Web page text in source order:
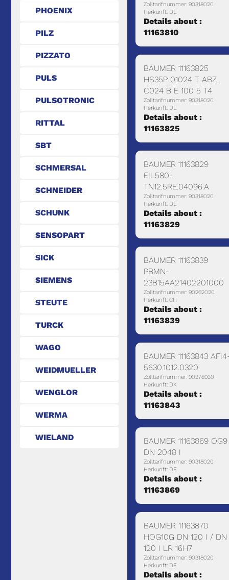
PHOENIX
PILZ
PIZZATO
PULS
PULSOTRONIC
RITTAL
SBT
SCHMERSAL
SCHNEIDER
SCHUNK
SENSOPART
SICK
SIEMENS
STEUTE
TURCK
WAGO
WEIDMUELLER
WENGLOR
WERMA
WIELAND
Zolltarifnummer: 90318020
Herkunft: DE
Details about :
11163810
BAUMER 11163825
HS35P 01024 T ABZ_
C024 B E 100 5 T4
Zolltarifnummer: 90318020
Herkunft: DE
Details about :
11163825
BAUMER 11163829
EIL580-
TN12.5RE.04096.A
Zolltarifnummer: 90318020
Herkunft: DE
Details about :
11163829
BAUMER 11163839
PBMN-
23B15AA21402201000
Zolltarifnummer: 90262020
Herkunft: CH
Details about :
11163839
BAUMER 11163843
5630.1012.0320
Zolltarifnummer: 90278930
Herkunft: DK
Details about :
11163843
BAUMER 11163869 OG9
DN 2048 I
Zolltarifnummer: 90318020
Herkunft: DE
Details about :
11163869
BAUMER 11163870
HOG10G DN 120 I / DN
120 I LR 16H7
Zolltarifnummer: 90318020
Herkunft: DE
Details about :